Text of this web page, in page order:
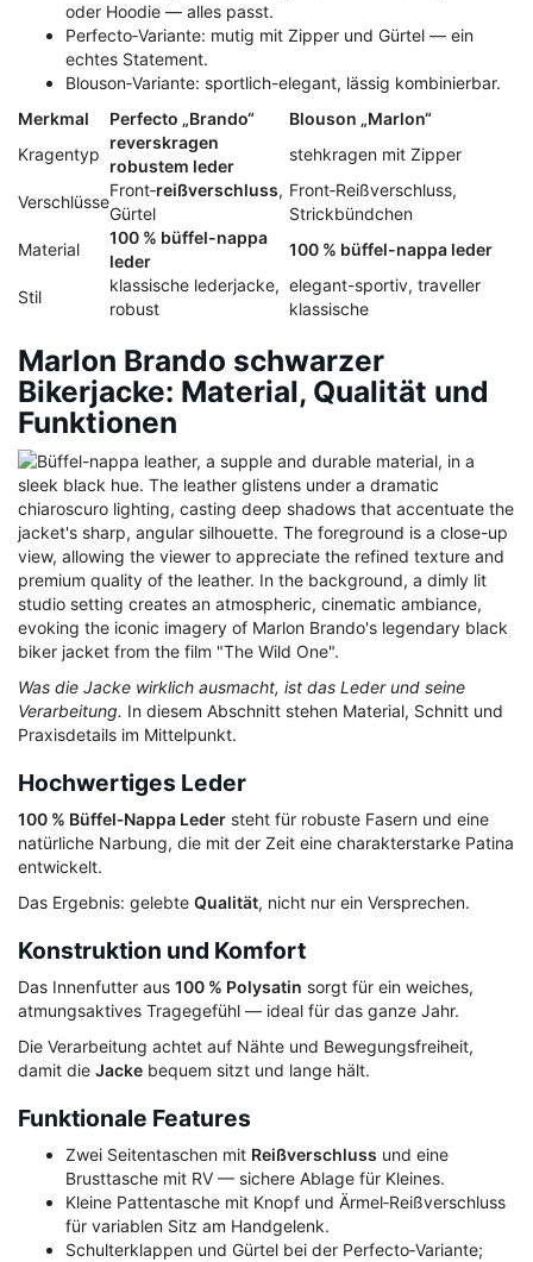
oder Hoodie — alles passt.
Perfecto‑Variante: mutig mit Zipper und Gürtel — ein
echtes Statement.
Blouson‑Variante: sportlich-elegant, lässig kombinierbar.
Merkmal
Perfecto „Brando“
Blouson „Marlon“
Kragentyp
reverskragen
robustem leder
stehkragen mit Zipper
Verschlüsse
Front‑reißverschluss,
Gürtel
Front‑Reißverschluss,
Strickbündchen
Material
100 % büffel-nappa
leder
100 % büffel-nappa leder
Stil
klassische lederjacke,
robust
elegant-sportiv, traveller
klassische
Marlon Brando schwarzer
Bikerjacke: Material, Qualität und
Funktionen
Was die Jacke wirklich ausmacht, ist das Leder und seine
Verarbeitung. In diesem Abschnitt stehen Material, Schnitt und
Praxisdetails im Mittelpunkt.
Hochwertiges Leder
100 % Büffel‑Nappa Leder steht für robuste Fasern und eine
natürliche Narbung, die mit der Zeit eine charakterstarke Patina
entwickelt.
Das Ergebnis: gelebte Qualität, nicht nur ein Versprechen.
Konstruktion und Komfort
Das Innenfutter aus 100 % Polysatin sorgt für ein weiches,
atmungsaktives Tragegefühl — ideal für das ganze Jahr.
Die Verarbeitung achtet auf Nähte und Bewegungsfreiheit,
damit die Jacke bequem sitzt und lange hält.
Funktionale Features
Zwei Seitentaschen mit Reißverschluss und eine
Brusttasche mit RV — sichere Ablage für Kleines.
Kleine Pattentasche mit Knopf und Ärmel‑Reißverschluss
für variablen Sitz am Handgelenk.
Schulterklappen und Gürtel bei der Perfecto‑Variante;